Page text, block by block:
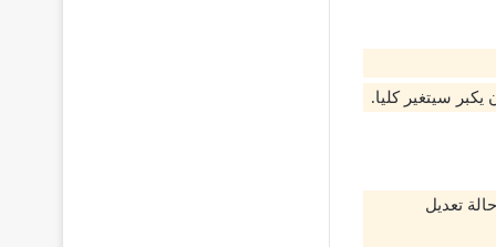
سيتغير كليا.
تعديل